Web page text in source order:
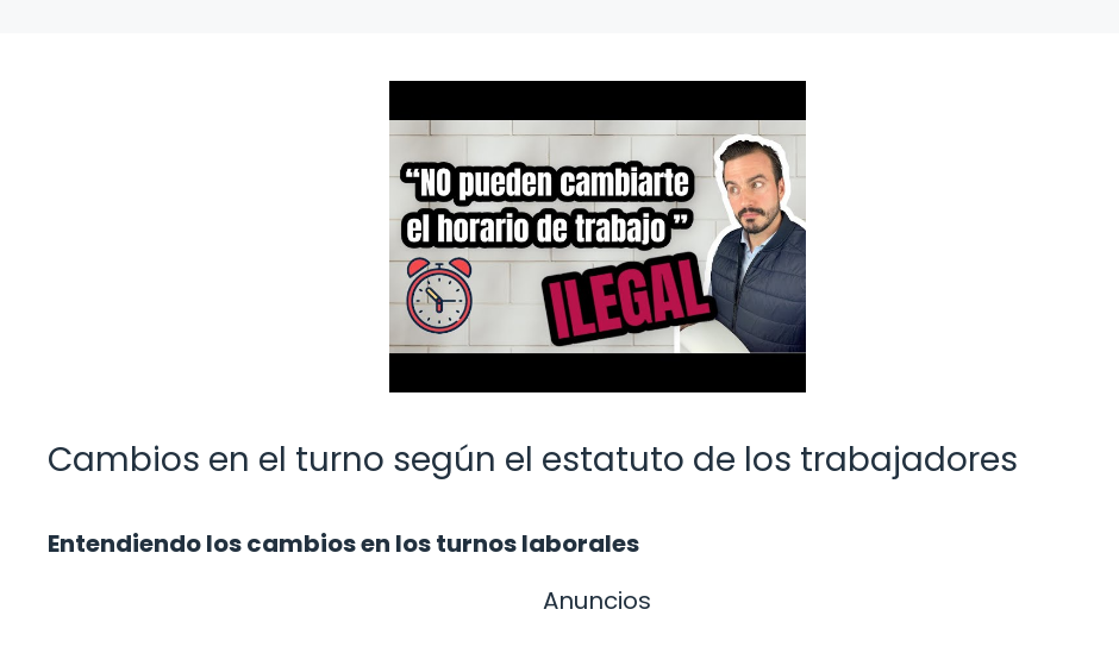
Cambios en el turno según el estatuto de los trabajadores
Entendiendo los cambios en los turnos laborales
Anuncios